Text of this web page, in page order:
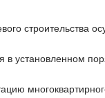
строительства
в установленном